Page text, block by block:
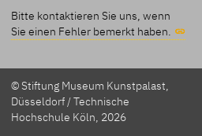
Bitte kontaktieren Sie uns, wenn
Sie einen Fehler bemerkt haben.
© Stiftung Museum Kunstpalast,
Düsseldorf / Technische
Hochschule Köln, 2026